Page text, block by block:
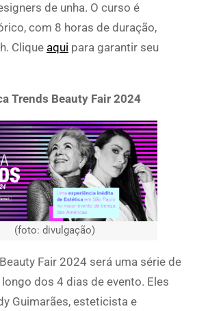
de unha. O curso é
com 8 horas de duração,
Clique aqui para garantir seu
Trends Beauty Fair 2024
(foto: divulgação)
Fair 2024 será uma série de
dos 4 dias de evento. Eles
Guimarães, esteticista e